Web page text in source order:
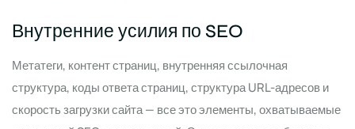
Внутренние усилия по SEO
Метатеги, контент страниц, внутренняя ссылочная
структура, коды ответа страниц, структура URL-адресов и
скорость загрузки сайта — все это элементы, охватываемые